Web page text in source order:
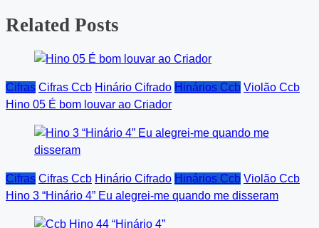
Related Posts
Cifras Cifras Ccb Hinário Cifrado Hinários Ccb Violão Ccb
Hino 05 É bom louvar ao Criador
Cifras Cifras Ccb Hinário Cifrado Hinários Ccb Violão Ccb
Hino 3 “Hinário 4” Eu alegrei-me quando me disseram